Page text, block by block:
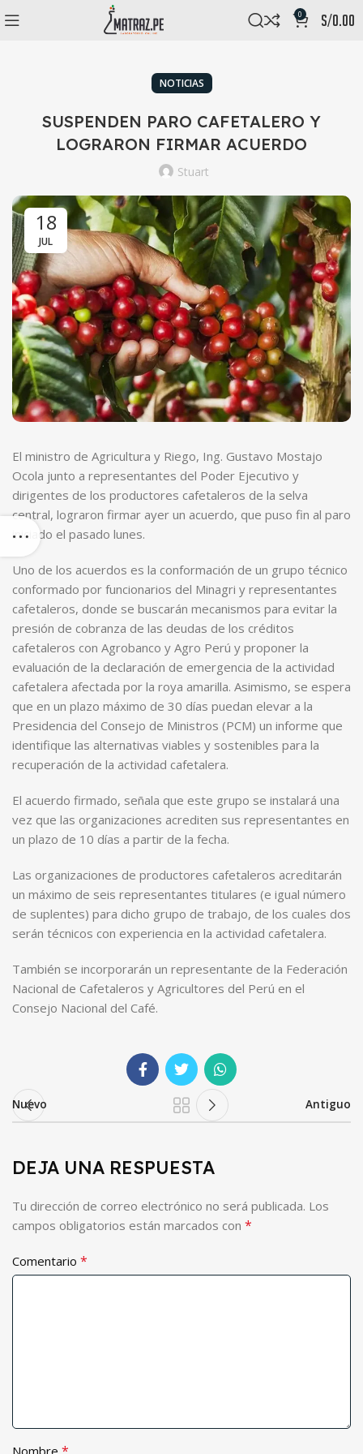
0 s/0.00
NOTICIAS
SUSPENDEN PARO CAFETALERO Y
LOGRARON FIRMAR ACUERDO
Stuart
18
JUL
El ministro de Agricultura y Riego, Ing. Gustavo Mostajo
Ocola junto a representantes del Poder Ejecutivo y
dirigentes de los productores cafetaleros de la selva
central, lograron firmar ayer un acuerdo, que puso fin al paro
iniciado el pasado lunes.
Uno de los acuerdos es la conformación de un grupo técnico
conformado por funcionarios del Minagri y representantes
cafetaleros, donde se buscarán mecanismos para evitar la
presión de cobranza de las deudas de los créditos
cafetaleros con Agrobanco y Agro Perú y proponer la
evaluación de la declaración de emergencia de la actividad
cafetalera afectada por la roya amarilla. Asimismo, se espera
que en un plazo máximo de 30 días puedan elevar a la
Presidencia del Consejo de Ministros (PCM) un informe que
identifique las alternativas viables y sostenibles para la
recuperación de la actividad cafetalera.
El acuerdo firmado, señala que este grupo se instalará una
vez que las organizaciones acrediten sus representantes en
un plazo de 10 días a partir de la fecha.
Las organizaciones de productores cafetaleros acreditarán
un máximo de seis representantes titulares (e igual número
de suplentes) para dicho grupo de trabajo, de los cuales dos
serán técnicos con experiencia en la actividad cafetalera.
También se incorporarán un representante de la Federación
Nacional de Cafetaleros y Agricultores del Perú en el
Consejo Nacional del Café.
Nuevo Antiguo
DEJA UNA RESPUESTA
Tu dirección de correo electrónico no será publicada. Los
campos obligatorios están marcados con *
Comentario *
Nombre